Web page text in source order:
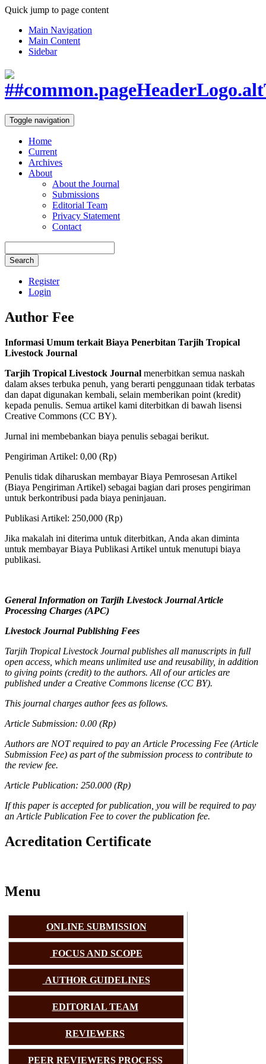
Quick jump to page content
Main Navigation
Main Content
Sidebar
Toggle navigation
Home
Current
Archives
About
About the Journal
Submissions
Editorial Team
Privacy Statement
Contact
Search
Register
Login
Author Fee
Informasi Umum terkait Biaya Penerbitan Tarjih Tropical
Livestock Journal
Tarjih Tropical Livestock Journal menerbitkan semua naskah
dalam akses terbuka penuh, yang berarti penggunaan tidak terbatas
dan dapat digunakan kembali, selain memberikan point (kredit)
kepada penulis. Semua artikel kami diterbitkan di bawah lisensi
Creative Commons (CC BY).
Jurnal ini membebankan biaya penulis sebagai berikut.
Pengiriman Artikel: 0,00 (Rp)
Penulis tidak diharuskan membayar Biaya Pemrosesan Artikel
(Biaya Pengiriman Artikel) sebagai bagian dari proses pengiriman
untuk berkontribusi pada biaya peninjauan.
Publikasi Artikel: 250,000 (Rp)
Jika makalah ini diterima untuk diterbitkan, Anda akan diminta
untuk membayar Biaya Publikasi Artikel untuk menutupi biaya
publikasi.
General Information on Tarjih Livestock Journal Article
Processing Charges (APC)
Livestock Journal Publishing Fees
Tarjih Tropical Livestock Journal publishes all manuscripts in full
open access, which means unlimited use and reusability, in addition
to giving points (credit) to the authors. All of our articles are
published under a Creative Commons license (CC BY).
This journal charges author fees as follows.
Article Submission: 0.00 (Rp)
Authors are NOT required to pay an Article Processing Fee (Article
Submission Fee) as part of the submission process to contribute to
the review fee.
Article Publication: 250.000 (Rp)
If this paper is accepted for publication, you will be required to pay
an Article Publication Fee to cover the publication fee.
Acreditation Certificate
Menu
ONLINE SUBMISSION
FOCUS AND SCOPE
AUTHOR GUIDELINES
EDITORIAL TEAM
REVIEWERS
PEER REVIEWERS PROCESS